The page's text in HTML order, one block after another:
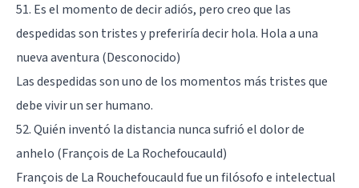
51. Es el momento de decir adiós, pero creo que las
despedidas son tristes y preferiría decir hola. Hola a una
nueva aventura (Desconocido)
Las despedidas son uno de los momentos más tristes que
debe vivir un ser humano.
52. Quién inventó la distancia nunca sufrió el dolor de
anhelo (François de La Rochefoucauld)
François de La Rouchefoucauld fue un filósofo e intelectual